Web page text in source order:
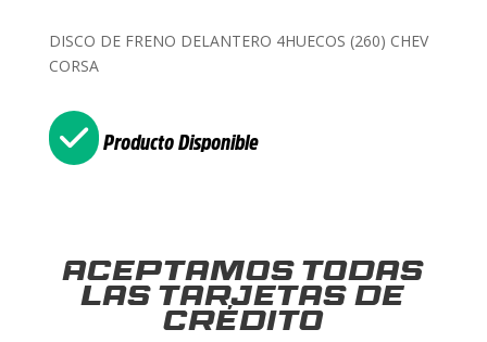
DISCO DE FRENO DELANTERO 4HUECOS (260) CHEV
CORSA
Producto Disponible
Aceptamos todas
las tarjetas de
crédito